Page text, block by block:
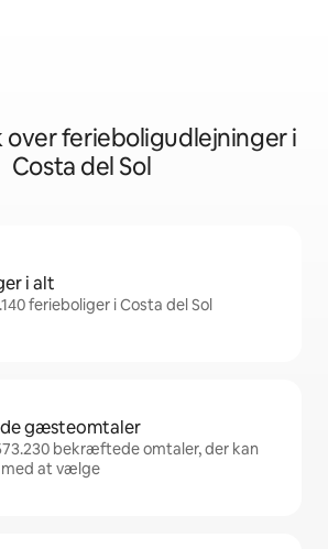
over ferieboligudlejninger i
Costa del Sol
i alt
ferieboliger i Costa del Sol
gæsteomtaler
bekræftede omtaler, der kan
at vælge